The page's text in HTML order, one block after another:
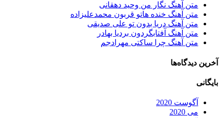
متن آهنگ نگار من وحید دهقانی
متن آهنگ خنده هاتو قربون محمدعلیزاده
متن آهنگ دریا بدون تو علی صدیقی
متن آهنگ آفتابگردون بردیا بهادر
متن آهنگ چرا ساکتی مهرادجم
آخرین دیدگاه‌ها
بایگانی
آگوست 2020
می 2020